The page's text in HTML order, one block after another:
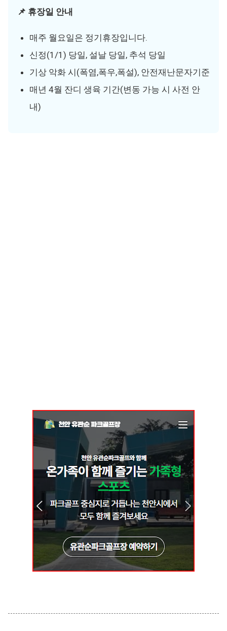
📌 휴장일 안내
매주 월요일은 정기휴장입니다.
신정(1/1) 당일, 설날 당일, 추석 당일
기상 악화 시(폭염,폭우,폭설), 안전재난문자기준
매년 4월 잔디 생육 기간(변동 가능 시 사전 안
내)